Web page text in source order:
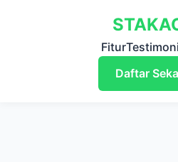
FiturTestimoni
Daftar